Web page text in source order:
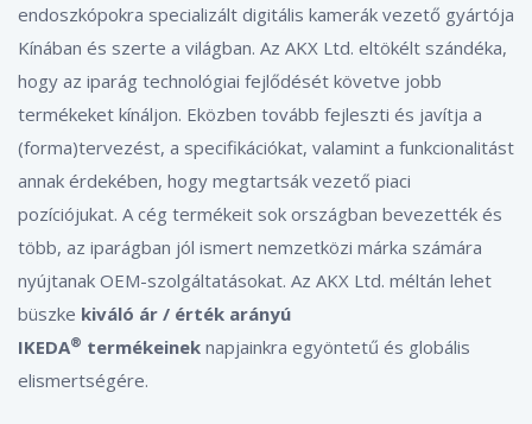
endoszkópokra specializált digitális kamerák vezető gyártója
Kínában és szerte a világban. Az AKX Ltd. eltökélt szándéka,
hogy az iparág technológiai fejlődését követve jobb
termékeket kínáljon. Eközben tovább fejleszti és javítja a
(forma)tervezést, a specifikációkat, valamint a funkcionalitást
annak érdekében, hogy megtartsák vezető piaci
pozíciójukat. A cég termékeit sok országban bevezették és
több, az iparágban jól ismert nemzetközi márka számára
nyújtanak OEM-szolgáltatásokat. Az AKX Ltd. méltán lehet
büszke kiváló ár / érték arányú
IKEDA® termékeinek napjainkra egyöntetű és globális
elismertségére.